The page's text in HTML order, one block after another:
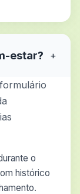
estar? +
o
histórico